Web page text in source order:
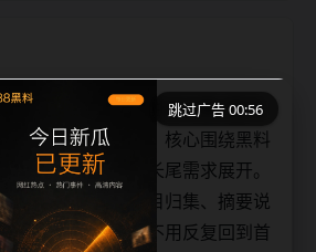
入口明星黑料今日栏目归集2面向
续阅读场景整理，核心围绕黑料
明星黑料和相关长尾需求展开。
题，再补充今日栏目归集、摘要说
点击入口，让用户不用反复回到首
跳过广告 00:56